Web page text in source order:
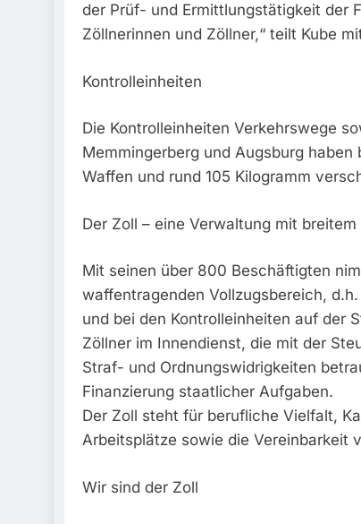
der Prüf- und Ermittlungstätigkeit der
Zöllnerinnen und Zöllner,“ teilt Kube
Kontrolleinheiten
Die Kontrolleinheiten Verkehrswege
Memmingerberg und Augsburg
Waffen und rund 105 Kilogramm
Der Zoll – eine Verwaltung mit
Mit seinen über 800 Beschäftigten
waffentragenden Vollzugsbereich,
und bei den Kontrolleinheiten auf der
Zöllner im Innendienst, die mit der
Straf- und Ordnungswidrigkeiten
Finanzierung staatlicher Aufgaben.
Der Zoll steht für berufliche Vielfalt,
Arbeitsplätze sowie die Vereinbarkeit
Wir sind der Zoll